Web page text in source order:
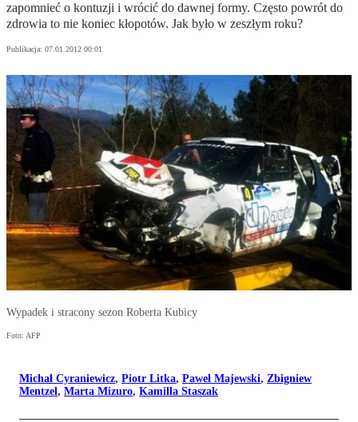
zapomnieć o kontuzji i wrócić do dawnej formy. Często powrót do
zdrowia to nie koniec kłopotów. Jak było w zeszłym roku?
Publikacja: 07.01.2012 00:01
Wypadek i stracony sezon Roberta Kubicy
Foto: AFP
Michał Cyraniewicz, Piotr Litka, Paweł Majewski, Zbigniew
Mentzel, Marta Mizuro, Kamilla Staszak